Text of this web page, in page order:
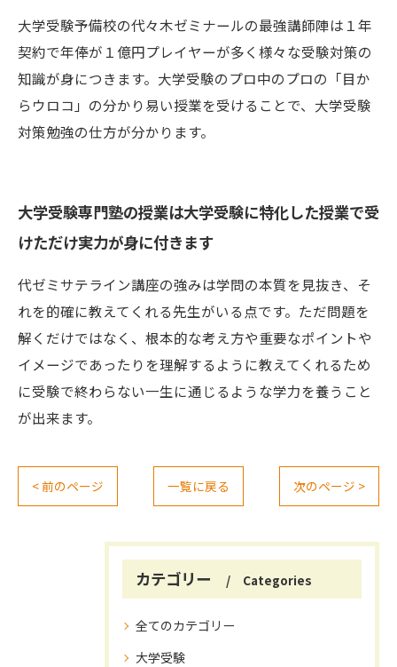
大学受験予備校の代々木ゼミナールの最強講師陣は１年
契約で年俸が１億円プレイヤーが多く様々な受験対策の
知識が身につきます。大学受験のプロ中のプロの「目か
らウロコ」の分かり易い授業を受けることで、大学受験
対策勉強の仕方が分かります。
大学受験専門塾の授業は大学受験に特化した授業で受
けただけ実力が身に付きます
代ゼミサテライン講座の強みは学問の本質を見抜き、そ
れを的確に教えてくれる先生がいる点です。ただ問題を
解くだけではなく、根本的な考え方や重要なポイントや
イメージであったりを理解するように教えてくれるため
に受験で終わらない一生に通じるような学力を養うこと
が出来ます。
< 前のページ 一覧に戻る 次のページ >
カテゴリー Categories
全てのカテゴリー
大学受験